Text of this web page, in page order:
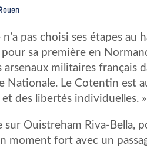
n’a pas choisi ses étapes
sa première en
arsenaux militaires français
Nationale. Le Cotentin est
des libertés individuelles. »
sur Ouistreham Riva-Bella,
moment fort avec un